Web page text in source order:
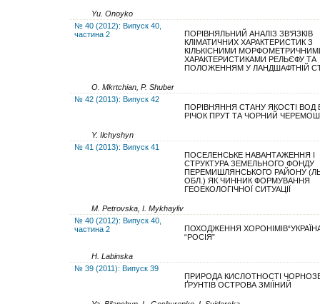
Yu. Onoyko
№ 40 (2012): Випуск 40,
частина 2
ПОРІВНЯЛЬНИЙ АНАЛІЗ ЗВ’ЯЗКІВ
КЛІМАТИЧНИХ ХАРАКТЕРИСТИК З
КІЛЬКІСНИМИ
ХАРАКТЕРИСТИКАМИ РЕЛЬЄФУ ТА
ПОЛОЖЕННЯМ У ЛАНДШАФТНІЙ
O. Mkrtchian, P. Shuber
№ 42 (2013): Випуск 42
ПОРІВНЯННЯ СТАНУ ЯКОСТІ ВОД
РІЧОК ПРУТ ТА ЧОРНИЙ ЧЕРЕМОШ
Y. Ilchyshyn
№ 41 (2013): Випуск 41
ПОСЕЛЕНСЬКЕ НАВАНТАЖЕННЯ І
СТРУКТУРА ЗЕМЕЛЬНОГО ФОНДУ
ПЕРЕМИШЛЯНСЬКОГО РАЙОНУ
ОБЛ.) ЯК ЧИННИК ФОРМУВАННЯ
ГЕОЕКОЛОГІЧНОЇ СИТУАЦІЇ
M. Petrovska, I. Mykhayliv
№ 40 (2012): Випуск 40,
частина 2
ПОХОДЖЕННЯ
“РОСІЯ”
H. Labinska
№ 39 (2011): Випуск 39
ПРИРОДА КИСЛОТНОСТІ
ҐРУНТІВ ОСТРОВА ЗМІЇНИЙ